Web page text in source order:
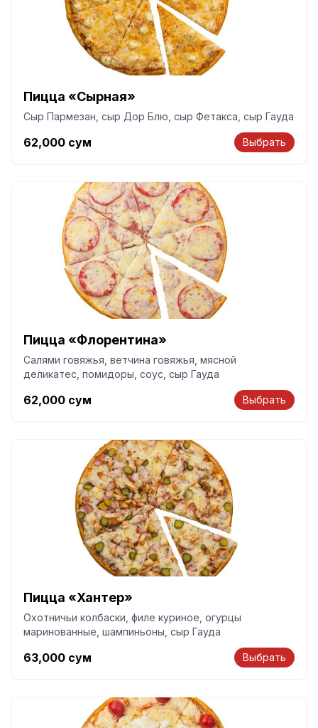
Пицца «Сырная»
Сыр Пармезан, сыр Дор Блю, сыр Фетакса, сыр Гауда
62,000 сум Выбрать
Пицца «Флорентина»
Салями говяжья, ветчина говяжья, мясной
деликатес, помидоры, соус, сыр Гауда
62,000 сум Выбрать
Пицца «Хантер»
Охотничьи колбаски, филе куриное, огурцы
маринованные, шампиньоны, сыр Гауда
63,000 сум Выбрать